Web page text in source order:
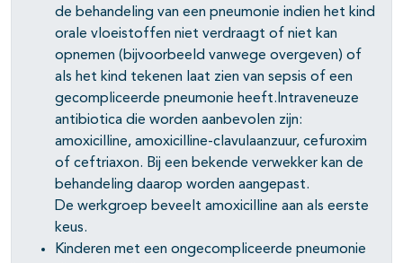
de behandeling van een pneumonie indien het kind
orale vloeistoffen niet verdraagt of niet kan
opnemen (bijvoorbeeld vanwege overgeven) of
als het kind tekenen laat zien van sepsis of een
gecompliceerde pneumonie heeft.Intraveneuze
antibiotica die worden aanbevolen zijn:
amoxicilline, amoxicilline-clavulaanzuur, cefuroxim
of ceftriaxon. Bij een bekende verwekker kan de
behandeling daarop worden aangepast.
De werkgroep beveelt amoxicilline aan als eerste
keus.
Kinderen met een ongecompliceerde pneumonie